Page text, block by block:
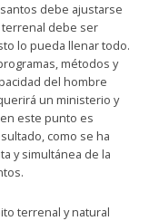
debe ajustarse
terrenal debe ser
lo pueda llenar todo.
métodos y
del hombre
un ministerio y
este punto es
como se ha
y simultánea de la
terrenal y natural